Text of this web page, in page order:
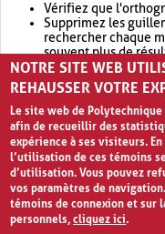
Vérifiez que
Supprimez les
rechercher chaque
souvent plus de
Envisagez d'élargir
retournera souvent
NOTRE SITE WEB
REHAUSSER VOTRE
Le site web de
afin de recueillir des
expérience à ses visiteurs.
l’utilisation de ces témoins
d’utilisation. Vous pouvez
vos paramètres de
témoins de connexion et sur
personnels,cliquez ici.